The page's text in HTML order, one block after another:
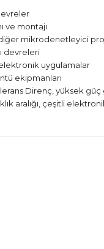
ve montajı
mikrodenetleyici
devreleri
uygulamalar
ekipmanları
Direnç, yüksek
aralığı, çeşitli